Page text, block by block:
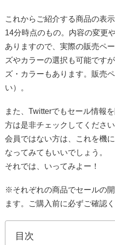
これからご紹介する商品の表
14分時点のもの。内容の変更
ありますので、実際の販売ペ
ズやカラーの選択も可能です
ズ・カラーもあります。販売
い）。
また、Twitterでもセール情報
方は是非チェックしてください
会員ではない方は、これを機
なってみてもいいでしょう。
それでは、いってみよー！
※それぞれの商品でセールの
ます。ご購入前に必ずご確認く
目次